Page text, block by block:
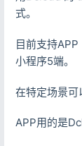
式。
目前支持
小程序5端。
在特定场景可
APP用的是